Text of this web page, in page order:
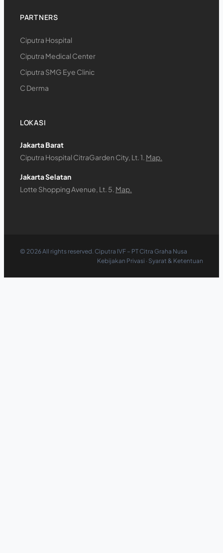
PARTNERS
Ciputra Hospital
Ciputra Medical Center
Ciputra SMG Eye Clinic
C Derma
LOKASI
Jakarta Barat
Ciputra Hospital CitraGarden City, Lt. 1. Map.
Jakarta Selatan
Lotte Shopping Avenue, Lt. 5. Map.
© 2026All rights reserved. Ciputra IVF – PT Citra Graha Nusa
Kebijakan Privasi · Syarat & Ketentuan